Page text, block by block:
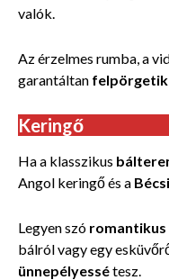
valók.
Az érzelmes rumba, a
garantáltan felpörgetik
Keringő
Ha a klasszikus
Angol keringő és a
Legyen szó romantikus
bálról vagy egy
ünnepélyessétesz.